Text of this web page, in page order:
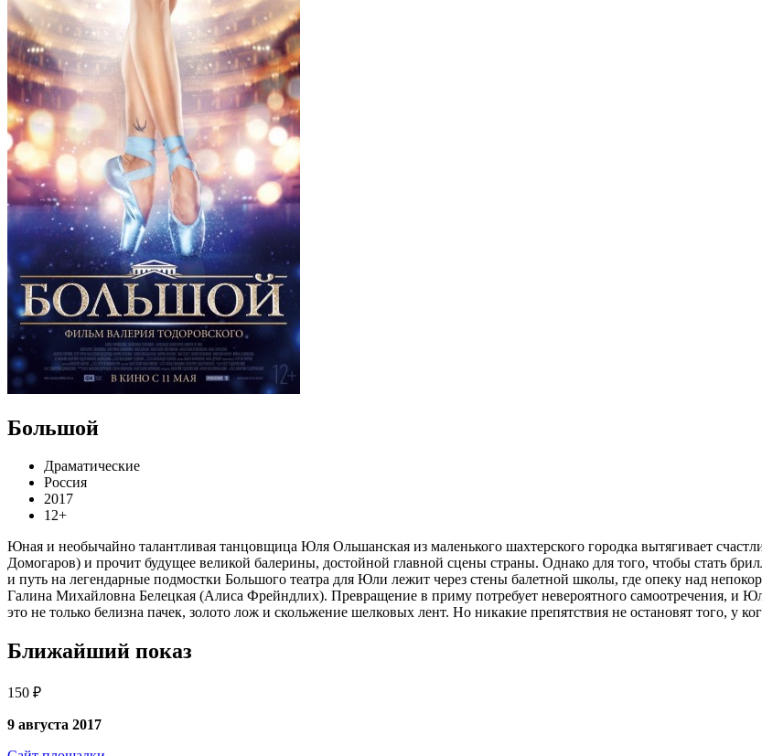
Большой
Драматические
Россия
2017
12+
Юная и необычайно талантливая танцовщица Юля Ольшанская из маленького шахтерского городка вытягивает
Домогаров) и прочит будущее великой балерины, достойной главной сцены страны. Однако для того, чтобы стать
и путь на легендарные подмостки Большого театра для Юли лежит через стены балетной школы, где опеку над
Галина Михайловна Белецкая (Алиса Фрейндлих). Превращение в приму потребует невероятного самоотречения, и
это не только белизна пачек, золото лож и скольжение шелковых лент. Но никакие препятствия не остановят того, у
Ближайший показ
150 ₽
9 августа 2017